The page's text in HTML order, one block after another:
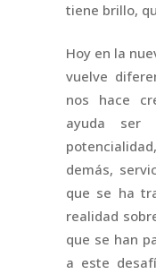
tiene brillo,
Hoy en la
vuelve
nos hace
ayuda ser
demás,
que se ha
realidad
que se han
a este